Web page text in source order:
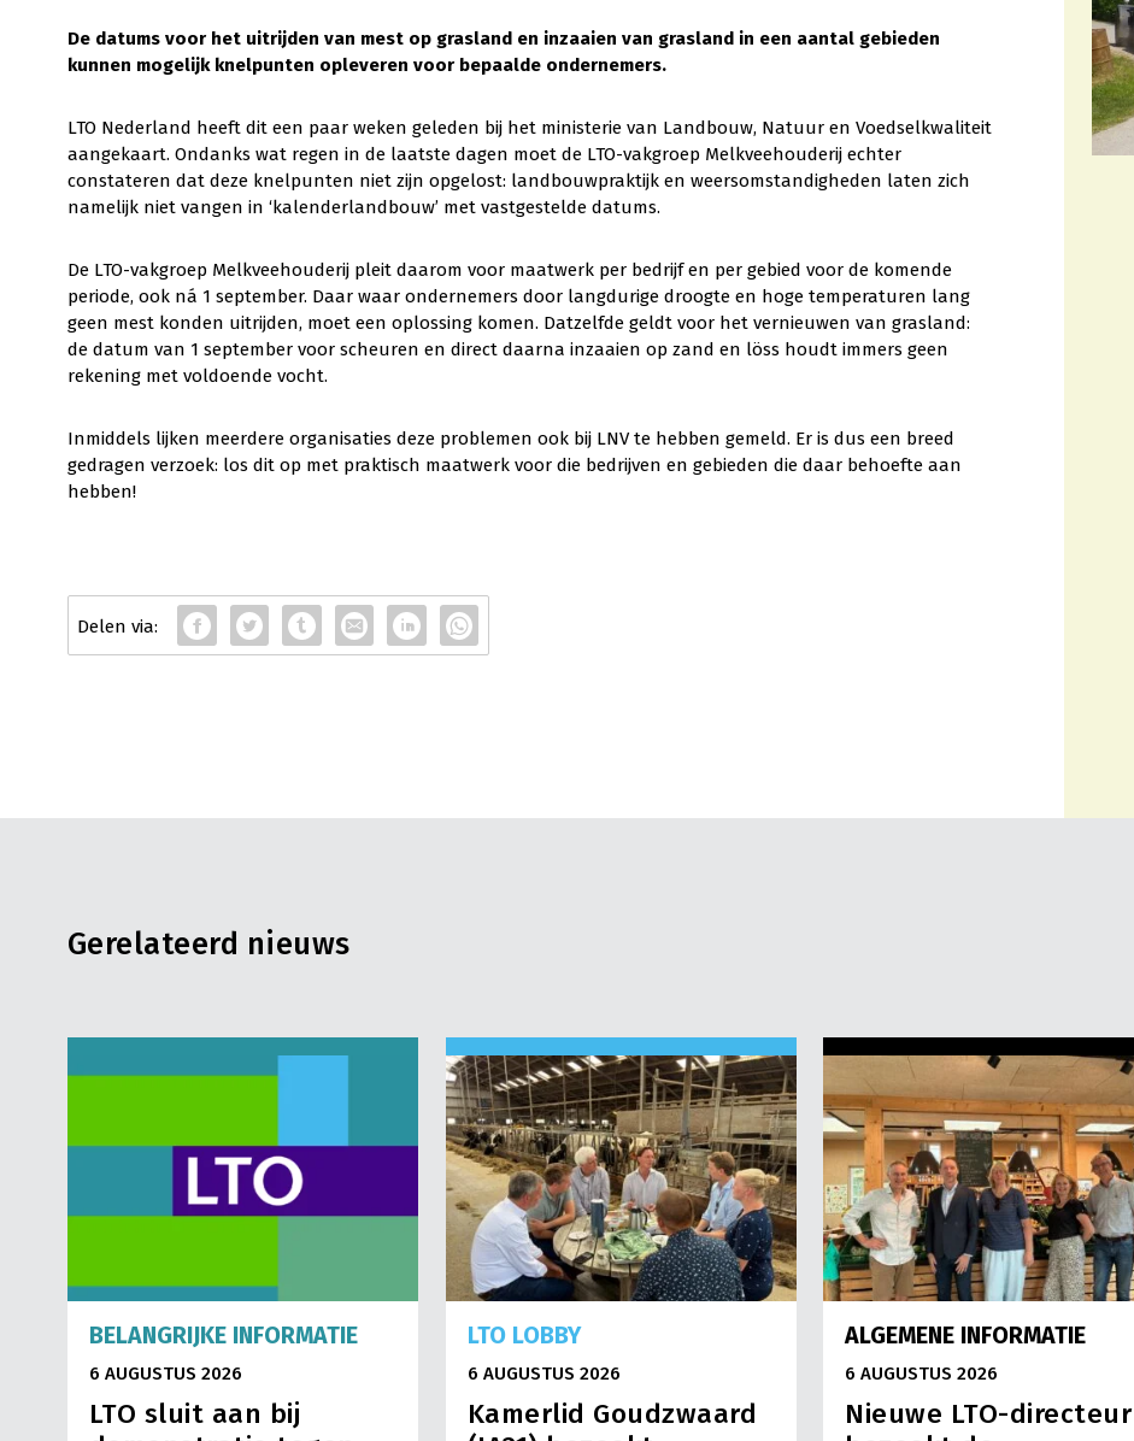
De datums voor het uitrijden van mest op grasland en inzaaien van grasland in een aantal gebieden
kunnen mogelijk knelpunten opleveren voor bepaalde ondernemers.
LTO Nederland heeft dit een paar weken geleden bij het ministerie van Landbouw, Natuur en Voedselkwaliteit
aangekaart. Ondanks wat regen in de laatste dagen moet de LTO-vakgroep Melkveehouderij echter
constateren dat deze knelpunten niet zijn opgelost: landbouwpraktijk en weersomstandigheden laten zich
namelijk niet vangen in ‘kalenderlandbouw’ met vastgestelde datums.
De LTO-vakgroep Melkveehouderij pleit daarom voor maatwerk per bedrijf en per gebied voor de komende
periode, ook ná 1 september. Daar waar ondernemers door langdurige droogte en hoge temperaturen lang
geen mest konden uitrijden, moet een oplossing komen. Datzelfde geldt voor het vernieuwen van grasland:
de datum van 1 september voor scheuren en direct daarna inzaaien op zand en löss houdt immers geen
rekening met voldoende vocht.
Inmiddels lijken meerdere organisaties deze problemen ook bij LNV te hebben gemeld. Er is dus een breed
gedragen verzoek: los dit op met praktisch maatwerk voor die bedrijven en gebieden die daar behoefte aan
hebben!
Gerelateerd nieuws
BELANGRIJKE INFORMATIE
6 AUGUSTUS 2026
LTO sluit aan bij
LTO LOBBY
6 AUGUSTUS 2026
Kamerlid Goudzwaard
ALGEMENE INFORMATIE
6 AUGUSTUS 2026
Nieuwe LTO-directeur